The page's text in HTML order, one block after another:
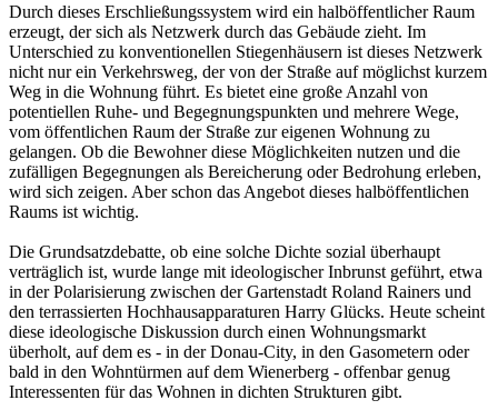
Durch dieses Erschließungssystem wird ein halböffentlicher Raum
erzeugt, der sich als Netzwerk durch das Gebäude zieht. Im
Unterschied zu konventionellen Stiegenhäusern ist dieses Netzwerk
nicht nur ein Verkehrsweg, der von der Straße auf möglichst kurzem
Weg in die Wohnung führt. Es bietet eine große Anzahl von
potentiellen Ruhe- und Begegnungspunkten und mehrere Wege,
vom öffentlichen Raum der Straße zur eigenen Wohnung zu
gelangen. Ob die Bewohner diese Möglichkeiten nutzen und die
zufälligen Begegnungen als Bereicherung oder Bedrohung erleben,
wird sich zeigen. Aber schon das Angebot dieses halböffentlichen
Raums ist wichtig.
Die Grundsatzdebatte, ob eine solche Dichte sozial überhaupt
verträglich ist, wurde lange mit ideologischer Inbrunst geführt, etwa
in der Polarisierung zwischen der Gartenstadt Roland Rainers und
den terrassierten Hochhausapparaturen Harry Glücks. Heute scheint
diese ideologische Diskussion durch einen Wohnungsmarkt
überholt, auf dem es - in der Donau-City, in den Gasometern oder
bald in den Wohntürmen auf dem Wienerberg - offenbar genug
Interessenten für das Wohnen in dichten Strukturen gibt.